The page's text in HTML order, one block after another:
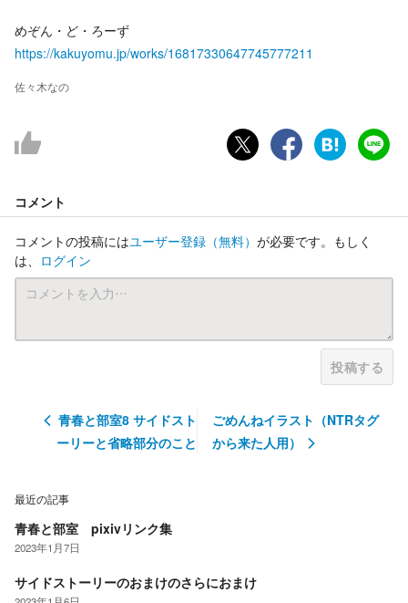
めぞん・ど・ろーず
https://kakuyomu.jp/works/16817330647745777211
佐々木なの
コメント
コメントの投稿にはユーザー登録 （無料） が必要です。もしく
は、 ログイン
投稿する
青春と部室8 サイドスト
ーリーと省略部分のこと
ごめんねイラスト（NTRタグ
から来た人用）
最近の記事
青春と部室 pixivリンク集
2023年1月7日
サイドストーリーのおまけのさらにおまけ